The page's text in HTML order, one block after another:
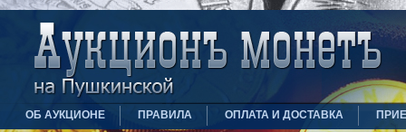
ОБ АУКЦИОНЕ ПРАВИЛА ОПЛАТА И ДОСТАВКА